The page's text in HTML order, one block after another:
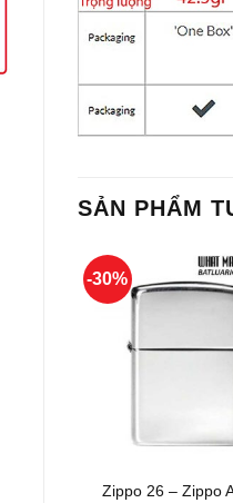
SẢN PHẨM
-30%
Zippo 26 – Zippo